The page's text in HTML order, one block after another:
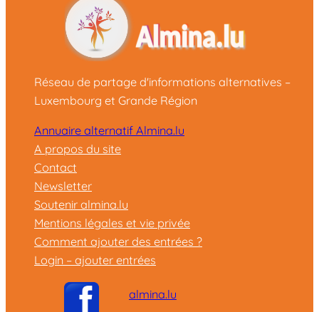
Réseau de partage d'informations alternatives –
Luxembourg et Grande Région
Annuaire alternatif Almina.lu
A propos du site
Contact
Newsletter
Soutenir almina.lu
Mentions légales et vie privée
Comment ajouter des entrées ?
Login – ajouter entrées
almina.lu